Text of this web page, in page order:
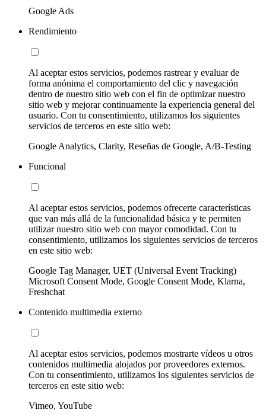
Google Ads
Rendimiento
Al aceptar estos servicios, podemos rastrear y evaluar de
forma anónima el comportamiento del clic y navegación
dentro de nuestro sitio web con el fin de optimizar nuestro
sitio web y mejorar continuamente la experiencia general del
usuario. Con tu consentimiento, utilizamos los siguientes
servicios de terceros en este sitio web:
Google Analytics, Clarity, Reseñas de Google, A/B-Testing
Funcional
Al aceptar estos servicios, podemos ofrecerte características
que van más allá de la funcionalidad básica y te permiten
utilizar nuestro sitio web con mayor comodidad. Con tu
consentimiento, utilizamos los siguientes servicios de terceros
en este sitio web:
Google Tag Manager, UET (Universal Event Tracking)
Microsoft Consent Mode, Google Consent Mode, Klarna,
Freshchat
Contenido multimedia externo
Al aceptar estos servicios, podemos mostrarte vídeos u otros
contenidos multimedia alojados por proveedores externos.
Con tu consentimiento, utilizamos los siguientes servicios de
terceros en este sitio web:
Vimeo, YouTube